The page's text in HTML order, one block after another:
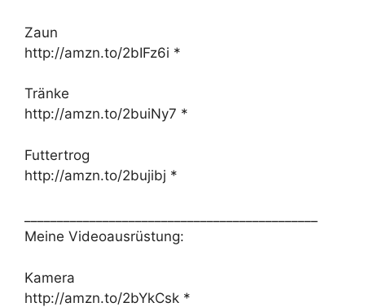
Zaun
http://amzn.to/2bIFz6i *
Tränke
http://amzn.to/2buiNy7 *
Futtertrog
http://amzn.to/2bujibj *
Meine Videoausrüstung:
Kamera
http://amzn.to/2bYkCsk *